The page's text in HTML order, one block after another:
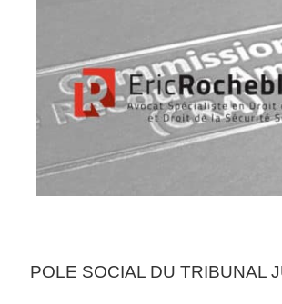
POLE SOCIAL DU TRIBUNAL